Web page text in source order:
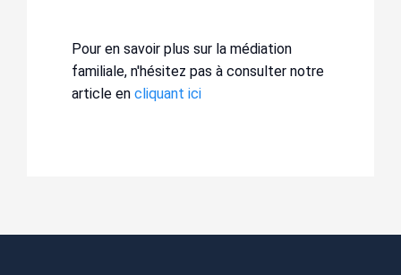
Pour en savoir plus sur la médiation
familiale, n'hésitez pas à consulter notre
article en cliquant ici